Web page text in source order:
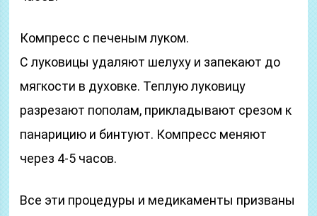
Компресс с печеным луком.
С луковицы удаляют шелуху и запекают до
мягкости в духовке. Теплую луковицу
разрезают пополам, прикладывают срезом к
панарицию и бинтуют. Компресс меняют
через 4-5 часов.
Все эти процедуры и медикаменты призваны